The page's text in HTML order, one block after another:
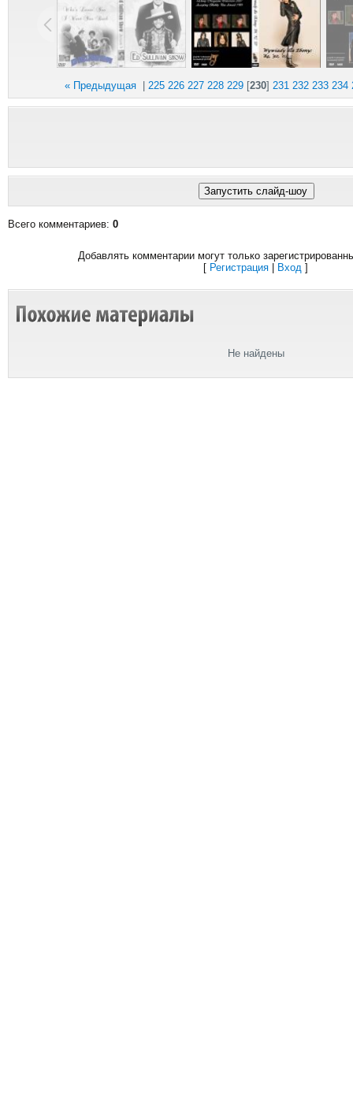
« Предыдущая |225 226 227 228 229 [230]231 232 233 234
Всего комментариев: 0
Добавлять комментарии могут только
[ Регистрация Вход ]
Не найдены